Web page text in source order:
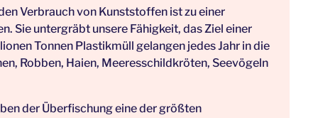
Verbrauch von Kunststoffen ist zu einer
Sie untergräbt unsere Fähigkeit, das Ziel einer
Tonnen Plastikmüll gelangen jedes Jahr in die
Robben, Haien, Meeresschildkröten, Seevögeln
der Überfischung eine der größten